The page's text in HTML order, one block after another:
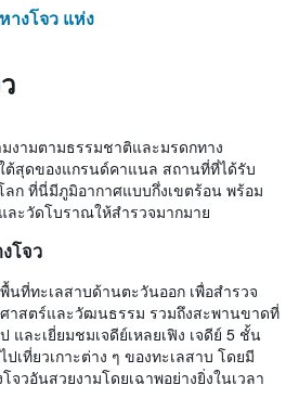
งโจว แห่ง
งามตามธรรมชาติและมรดกทาง
สุดของแกรนด์คาแนล สถานที่ที่ได้รับ
ก ที่นี่มีภูมิอากาศแบบกึ่งเขตร้อน พร้อม
ละวัดโบราณให้สำรวจมากมาย
โจว
นที่ทะเลสาบด้านตะวันออก เพื่อสำรวจ
ศาสตร์และวัฒนธรรม รวมถึงสะพานขาดที่
และเยี่ยมชมเจดีย์เหลยเฟิง เจดีย์ 5 ชั้น
เที่ยวเกาะต่าง ๆ ของทะเลสาบ โดยมี
จวอันสวยงามโดยเฉาพอย่างยิ่งในเวลา